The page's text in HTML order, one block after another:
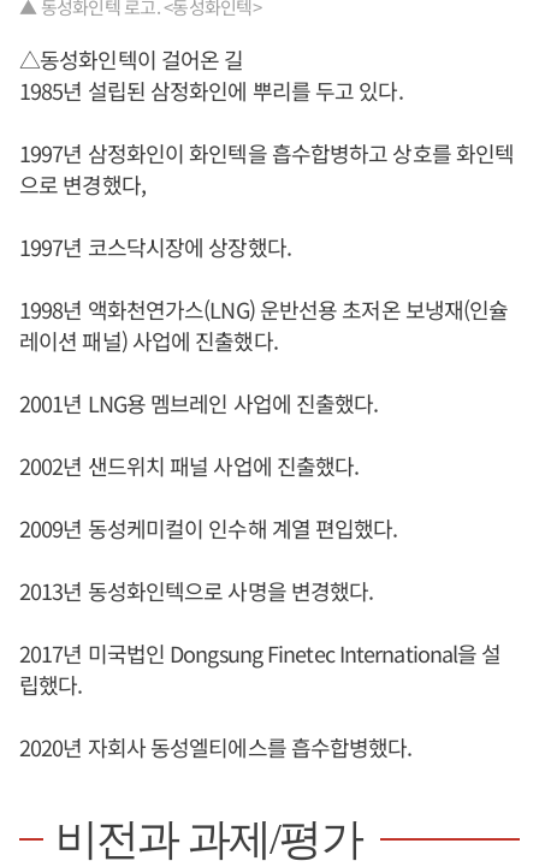
▲ 동성화인텍 로고. <동성화인텍>
△동성화인텍이 걸어온 길
1985년 설립된 삼정화인에 뿌리를 두고 있다.
1997년 삼정화인이 화인텍을 흡수합병하고 상호를 화인텍
으로 변경했다,
1997년 코스닥시장에 상장했다.
1998년 액화천연가스(LNG) 운반선용 초저온 보냉재(인슐
레이션 패널) 사업에 진출했다.
2001년 LNG용 멤브레인 사업에 진출했다.
2002년 샌드위치 패널 사업에 진출했다.
2009년 동성케미컬이 인수해 계열 편입했다.
2013년 동성화인텍으로 사명을 변경했다.
2017년 미국법인 Dongsung Finetec International을 설
립했다.
2020년 자회사 동성엘티에스를 흡수합병했다.
비전과 과제/평가